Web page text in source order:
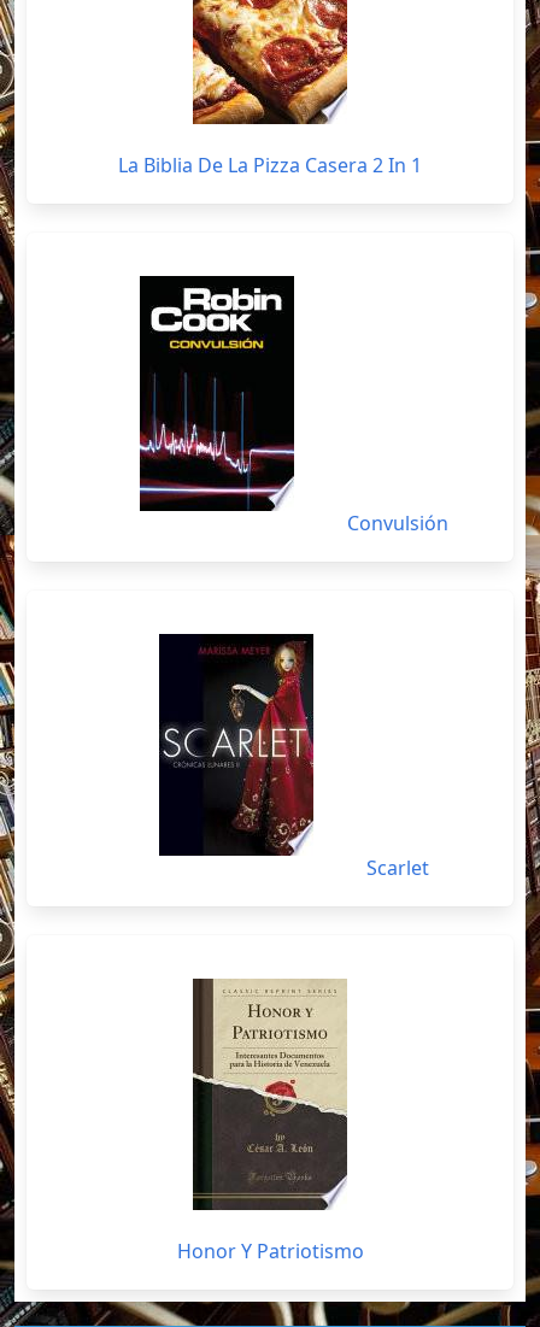
La Biblia De La Pizza Casera 2 In 1
Convulsión
Scarlet
Honor Y Patriotismo